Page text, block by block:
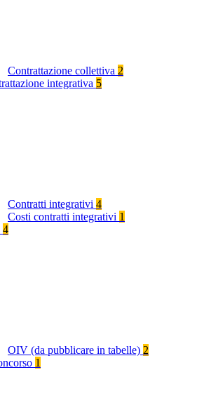
Contrattazione collettiva 2
integrativa 5
Contratti integrativi 4
Costi contratti integrativi 1
4
OIV (da pubblicare in tabelle) 2
1